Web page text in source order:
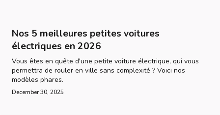
Nos 5 meilleures petites voitures
électriques en 2026
Vous êtes en quête d'une petite voiture électrique, qui vous
permettra de rouler en ville sans complexité ? Voici nos
modèles phares.
December 30, 2025